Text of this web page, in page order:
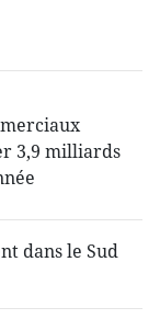
3,9 milliards
dans le Sud